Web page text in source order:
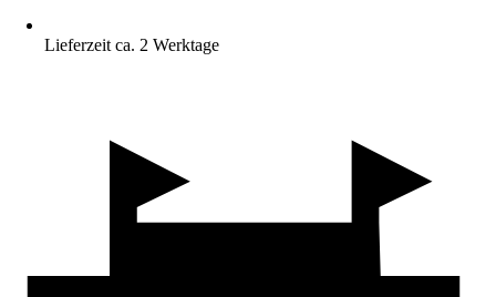
Lieferzeit ca. 2 Werktage